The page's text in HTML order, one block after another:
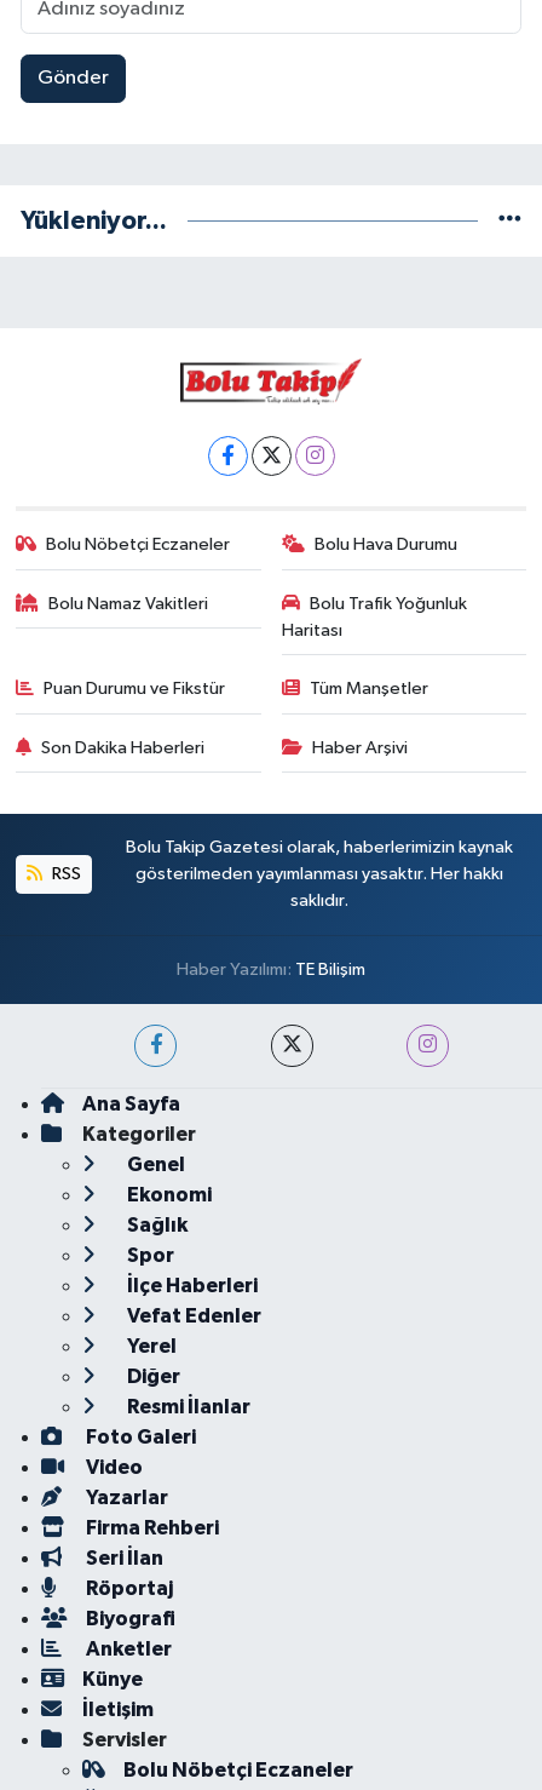
Gönder
Yükleniyor...
Bolu Nöbetçi Eczaneler Bolu Hava Durumu
Bolu Namaz Vakitleri
Bolu Trafik Yoğunluk
Haritası
Puan Durumu ve Fikstür Tüm Manşetler
Son Dakika Haberleri Haber Arşivi
RSS
Bolu Takip Gazetesi olarak, haberlerimizin kaynak
gösterilmeden yayımlanması yasaktır. Her hakkı
saklıdır.
Haber Yazılımı: TE Bilişim
Ana Sayfa
Kategoriler
Genel
Ekonomi
Sağlık
Spor
İlçe Haberleri
Vefat Edenler
Yerel
Diğer
Resmi İlanlar
Foto Galeri
Video
Yazarlar
Firma Rehberi
Seri İlan
Röportaj
Biyografi
Anketler
Künye
İletişim
Servisler
Bolu Nöbetçi Eczaneler